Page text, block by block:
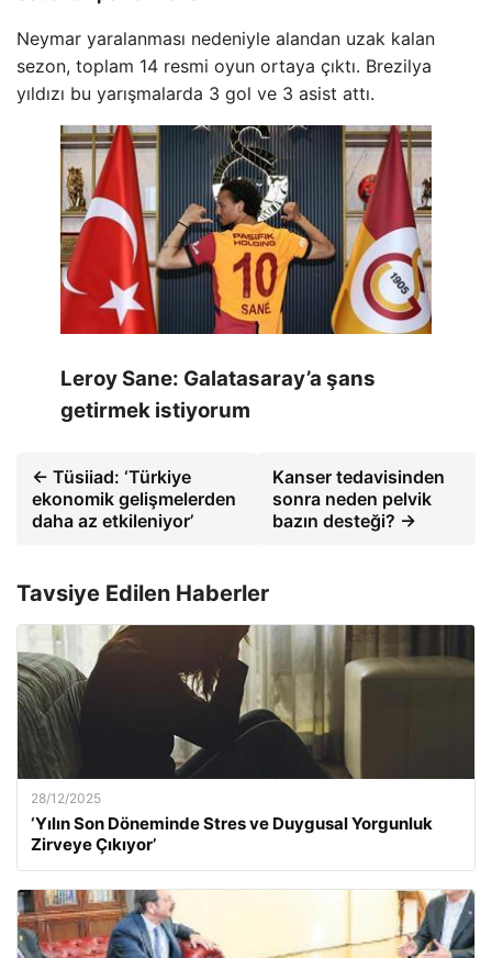
Neymar yaralanması nedeniyle alandan uzak kalan
sezon, toplam 14 resmi oyun ortaya çıktı. Brezilya
yıldızı bu yarışmalarda 3 gol ve 3 asist attı.
Leroy Sane: Galatasaray’a şans
getirmek istiyorum
← Tüsiiad: ‘Türkiye
ekonomik gelişmelerden
daha az etkileniyor’
Kanser tedavisinden
sonra neden pelvik
bazın desteği? →
Tavsiye Edilen Haberler
28/12/2025
‘Yılın Son Döneminde Stres ve Duygusal Yorgunluk
Zirveye Çıkıyor’